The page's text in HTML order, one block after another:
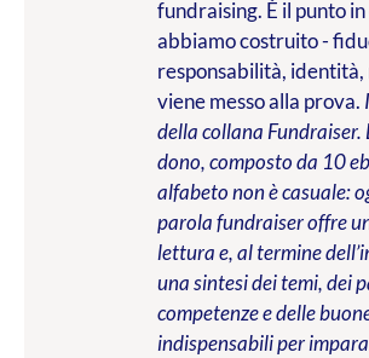
fundraising. È il punto
abbiamo costruito -
responsabilità,
viene messo alla prova.
della collana Fundraiser.
dono, composto da 10
alfabeto non è casuale:
parola fundraiser offre
lettura e, al termine
una sintesi dei temi, dei
competenze e delle
indispensabili per